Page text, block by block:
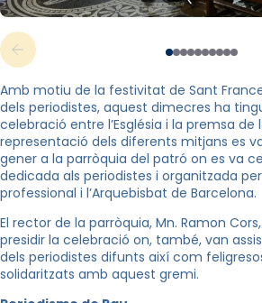
Amb motiu de la festivitat de Sant
dels periodistes, aquest dimecres ha
celebració entre l’Església i la premsa de
representació dels diferents mitjans es
gener a la parròquia del patró on es va
dedicada als periodistes i organitzada per
professional i l’Arquebisbat de Barcelona.
El rector de la parròquia, Mn. Ramon
presidir la celebració on, també, van
dels periodistes difunts així com
solidaritzats amb aquest gremi.